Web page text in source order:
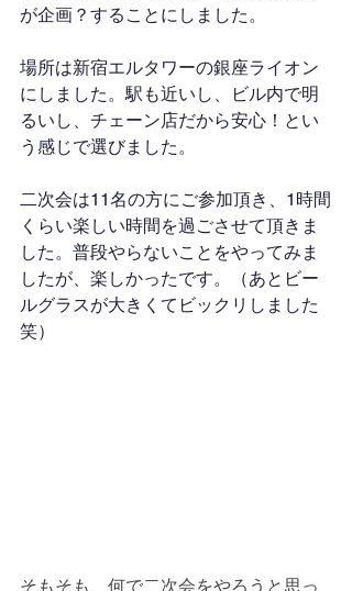
が企画？することにしました。
場所は新宿エルタワーの銀座ライオン
にしました。駅も近いし、ビル内で明
るいし、チェーン店だから安心！とい
う感じで選びました。
二次会は11名の方にご参加頂き、1時間
くらい楽しい時間を過ごさせて頂きま
した。普段やらないことをやってみま
したが、楽しかったです。（あとビー
ルグラスが大きくてビックリしました
笑）
そもそも、何で二次会をやろうと思っ